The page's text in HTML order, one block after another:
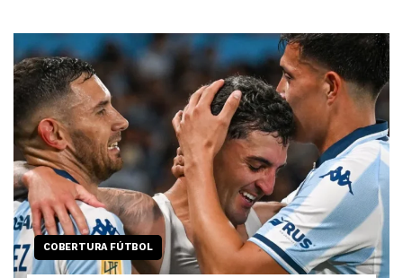
COBERTURA FÚTBOL